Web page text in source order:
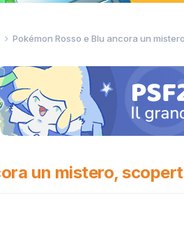
Pokémon Rosso e Blu ancora un
un mistero,